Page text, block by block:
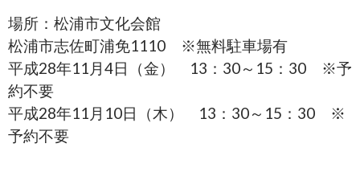
場所：松浦市文化会館
松浦市志佐町浦免1110 ※無料駐車場有
平成28年11月4日（金） 13：30～15：30 ※予
約不要
平成28年11月10日（木） 13：30～15：30 ※
予約不要